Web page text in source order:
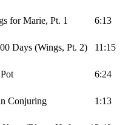
for Marie, Pt. 1 6:13
Days (Wings, Pt. 2) 11:15
6:24
Conjuring 1:13